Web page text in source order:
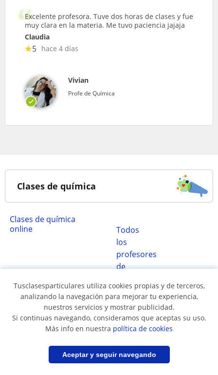
Guardar búsqueda
Excelente profesora. Tuve dos horas de clases y fue
muy clara en la materia. Me tuvo paciencia jajaja
Claudia
5 hace 4 días
Vivian
Profe de Química
Clases de química
Clases de química
online
Todos
los
profesores
de
Clases de química en...
Clases de química en
Clases de química en
Tusclasesparticulares utiliza cookies propias y de terceros,
analizando la navegación para mejorar tu experiencia,
nuestros servicios y mostrar publicidad.
Si continuas navegando, consideramos que aceptas su uso.
Más info en nuestra política de cookies
Aceptar y seguir navegando